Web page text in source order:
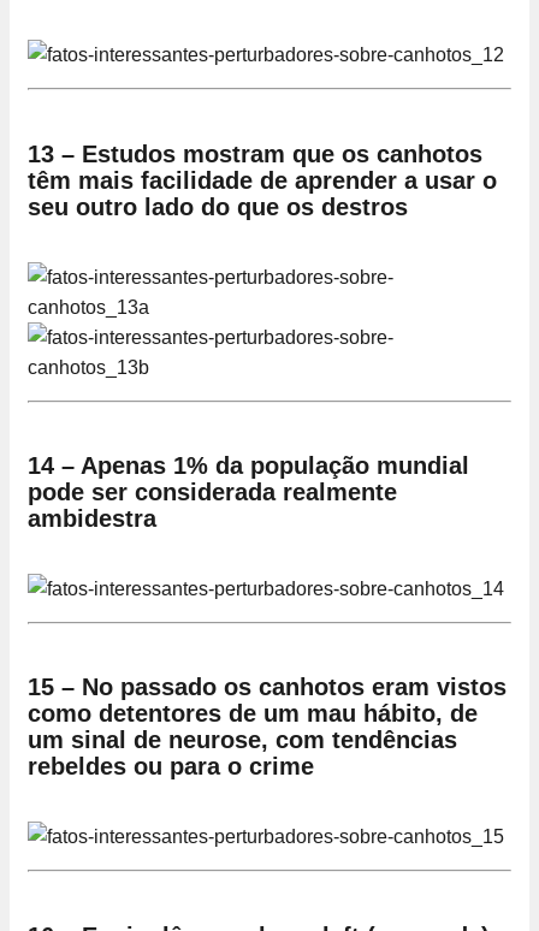
13 – Estudos mostram que os canhotos
têm mais facilidade de aprender a usar o
seu outro lado do que os destros
14 – Apenas 1% da população mundial
pode ser considerada realmente
ambidestra
15 – No passado os canhotos eram vistos
como detentores de um mau hábito, de
um sinal de neurose, com tendências
rebeldes ou para o crime